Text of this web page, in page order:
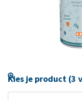
Kies je product (3